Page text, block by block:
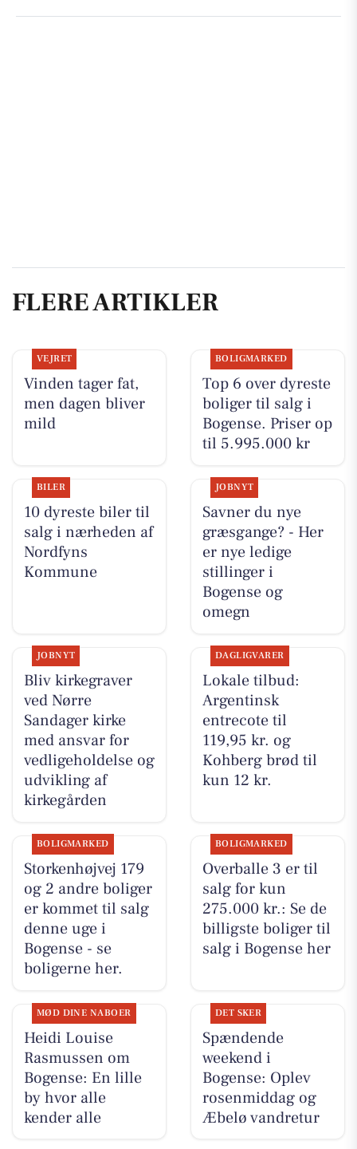
FLERE ARTIKLER
VEJRET
Vinden tager fat,
men dagen bliver
mild
BOLIGMARKED
Top 6 over dyreste
boliger til salg i
Bogense. Priser op
til 5.995.000 kr
BILER
10 dyreste biler til
salg i nærheden af
Nordfyns
Kommune
JOBNYT
Savner du nye
græsgange? - Her
er nye ledige
stillinger i
Bogense og
omegn
JOBNYT
Bliv kirkegraver
ved Nørre
Sandager kirke
med ansvar for
vedligeholdelse og
udvikling af
kirkegården
DAGLIGVARER
Lokale tilbud:
Argentinsk
entrecote til
119,95 kr. og
Kohberg brød til
kun 12 kr.
BOLIGMARKED
Storkenhøjvej 179
og 2 andre boliger
er kommet til salg
denne uge i
Bogense - se
boligerne her.
BOLIGMARKED
Overballe 3 er til
salg for kun
275.000 kr.: Se de
billigste boliger til
salg i Bogense her
MØD DINE NABOER
Heidi Louise
Rasmussen om
Bogense: En lille
by hvor alle
kender alle
DET SKER
Spændende
weekend i
Bogense: Oplev
rosenmiddag og
Æbelø vandretur